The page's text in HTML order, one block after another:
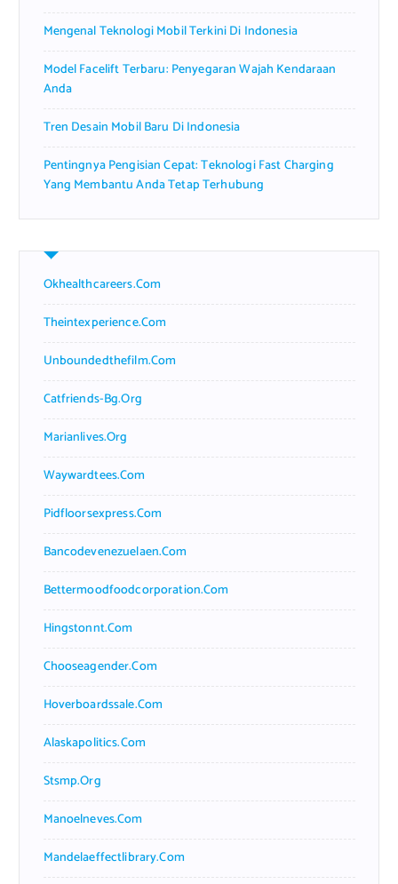
Mengenal Teknologi Mobil Terkini Di Indonesia
Model Facelift Terbaru: Penyegaran Wajah Kendaraan
Anda
Tren Desain Mobil Baru Di Indonesia
Pentingnya Pengisian Cepat: Teknologi Fast Charging
Yang Membantu Anda Tetap Terhubung
Okhealthcareers.com
Theintexperience.com
Unboundedthefilm.com
Catfriends-Bg.org
Marianlives.org
Waywardtees.com
Pidfloorsexpress.com
Bancodevenezuelaen.com
Bettermoodfoodcorporation.com
Hingstonnt.com
Chooseagender.com
Hoverboardssale.com
Alaskapolitics.com
Stsmp.org
Manoelneves.com
Mandelaeffectlibrary.com